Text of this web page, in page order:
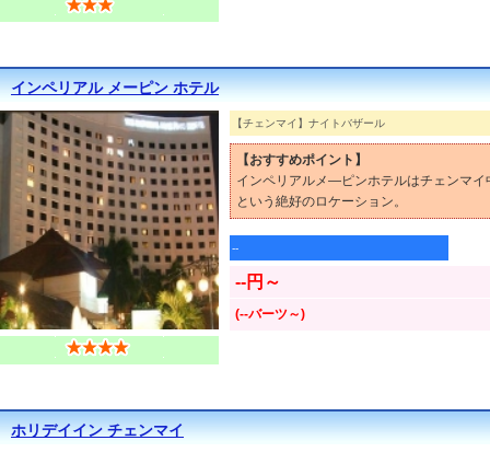
インペリアル メーピン ホテル
【チェンマイ】ナイトバザール
【おすすめポイント】
インペリアルメ―ピンホテルはチェンマ
という絶好のロケーション。
--
--円～
(--バーツ～)
ホリデイイン チェンマイ